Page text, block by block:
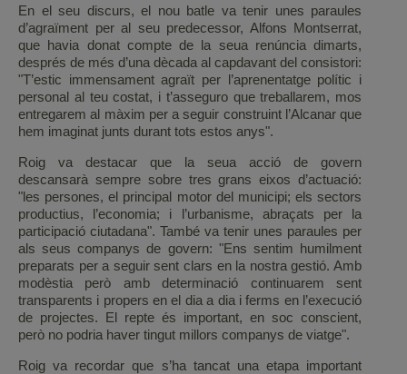
En el seu discurs, el nou batle va tenir unes paraules
d’agraïment per al seu predecessor, Alfons Montserrat,
que havia donat compte de la seua renúncia dimarts,
després de més d’una dècada al capdavant del consistori:
"T’estic immensament agraït per l’aprenentatge polític i
personal al teu costat, i t’asseguro que treballarem, mos
entregarem al màxim per a seguir construint l’Alcanar que
hem imaginat junts durant tots estos anys".
Roig va destacar que la seua acció de govern
descansarà sempre sobre tres grans eixos d’actuació:
"les persones, el principal motor del municipi; els sectors
productius, l’economia; i l’urbanisme, abraçats per la
participació ciutadana". També va tenir unes paraules per
als seus companys de govern: "Ens sentim humilment
preparats per a seguir sent clars en la nostra gestió. Amb
modèstia però amb determinació continuarem sent
transparents i propers en el dia a dia i ferms en l’execució
de projectes. El repte és important, en soc conscient,
però no podria haver tingut millors companys de viatge".
Roig va recordar que s’ha tancat una etapa important